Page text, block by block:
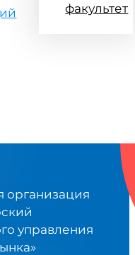
факультет
организация
управления